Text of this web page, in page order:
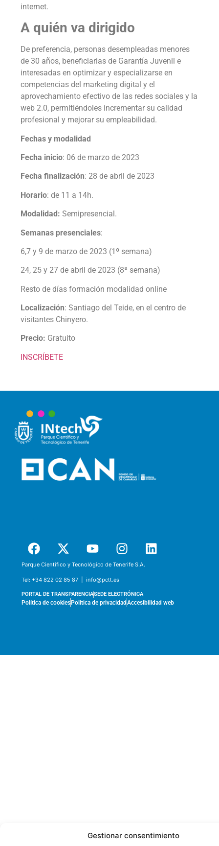
Gestionar consentimiento
internet.
A quién va dirigido
De preferencia, personas desempleadas menores
de 30 años, beneficiarias de Garantía Juvenil e
interesadas en optimizar y especializarse en
competencias del marketing digital y el
aprovechamiento efectivo de las redes sociales y la
web 2.0, permitiéndoles incrementar su calidad
profesional y mejorar su empleabilidad.
Fechas y modalidad
Fecha inicio: 06 de marzo de 2023
Fecha finalización: 28 de abril de 2023
Horario: de 11 a 14h.
Modalidad: Semipresencial.
Semanas presenciales:
6,7 y 9 de marzo de 2023 (1º semana)
24, 25 y 27 de abril de 2023 (8ª semana)
Resto de días formación modalidad online
Localización: Santiago del Teide, en el centro de
visitantes Chinyero.
Precio: Gratuito
INSCRÍBETE
Parque Científico y Tecnológico de Tenerife S.A.
Tel: +34 822 02 85 87 | info@pctt.es
PORTAL DE TRANSPARENCIASEDE ELECTRÓNICA
Política de cookies Política de privacidad Accesibilidad web